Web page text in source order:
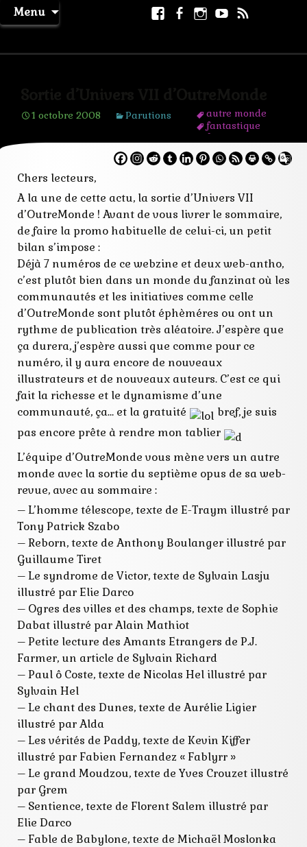
Menu
Aller
au
Facebook
Facebook
page
Instagram
Youtube
1 octobre 2008 Parutions
autre monde
fantastique
fantasy
fanzinat
illustration
nouvelles
outremonde
publication
science fiction
webrevue
webzine
Chers lecteurs,
A la une de cette actu, la sortie d’Univers VII
d’OutreMonde ! Avant de vous livrer le sommaire,
de faire la promo habituelle de celui-ci, un petit
bilan s’impose :
Déjà 7 numéros de ce webzine et deux web-antho,
c’est plutôt bien dans un monde du fanzinat où les
communautés et les initiatives comme celle
d’OutreMonde sont plutôt éphèméres ou ont un
rythme de publication très aléatoire. J’espère que
ça durera, j’espère aussi que comme pour ce
numéro, il y aura encore de nouveaux
illustrateurs et de nouveaux auteurs. C’est ce qui
fait la richesse et le dynamisme d’une
communauté, ça… et la gratuité
bref, je suis
pas encore prête à rendre mon tablier
L’équipe d’OutreMonde vous mène vers un autre
monde avec la sortie du septième opus de sa web-
revue, avec au sommaire :
– L’homme télescope, texte de E-Traym illustré par
Tony Patrick Szabo
– Reborn, texte de Anthony Boulanger illustré par
Guillaume Tiret
– Le syndrome de Victor, texte de Sylvain Lasju
illustré par Elie Darco
– Ogres des villes et des champs, texte de Sophie
Dabat illustré par Alain Mathiot
– Petite lecture des Amants Etrangers de P.J.
Farmer, un article de Sylvain Richard
– Paul ô Coste, texte de Nicolas Hel illustré par
Sylvain Hel
– Le chant des Dunes, texte de Aurélie Ligier
illustré par Alda
– Les vérités de Paddy, texte de Kevin Kiffer
illustré par Fabien Fernandez « Fablyrr »
– Le grand Moudzou, texte de Yves Crouzet illustré
par Grem
– Sentience, texte de Florent Salem illustré par
Elie Darco
– Fable de Babylone, texte de Michaël Moslonka